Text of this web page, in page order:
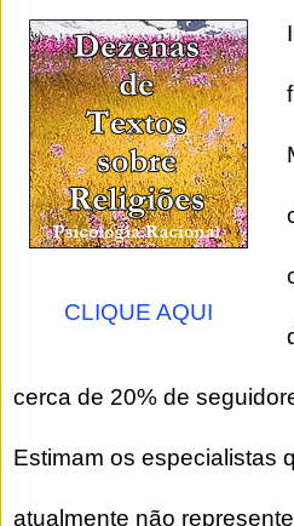
CLIQUE AQUI
cerca de 20% de
Estimam os especialistas
atualmente não